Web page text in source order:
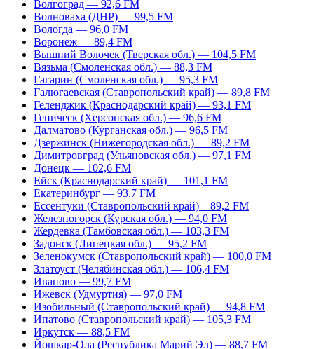
Волгоград — 92,6 FM
Волноваха (ДНР) — 99,5 FM
Вологда — 96,0 FM
Воронеж — 89,4 FM
Вышний Волочек (Тверская обл.) — 104,5 FM
Вязьма (Смоленская обл.) — 88,3 FM
Гагарин (Смоленская обл.) — 95,3 FM
Галюгаевская (Ставропольский край) — 89,8 FM
Геленджик (Краснодарский край) — 93,1 FM
Геническ (Херсонская обл.) — 96,6 FM
Далматово (Курганская обл.) — 96,5 FM
Дзержинск (Нижегородская обл.) — 89,2 FM
Димитровград (Ульяновская обл.) — 97,1 FM
Донецк — 102,6 FM
Ейск (Краснодарский край) — 101,1 FM
Екатеринбург — 93,7 FM
Ессентуки (Ставропольский край) – 89,2 FM
Железногорск (Курская обл.) — 94,0 FM
Жердевка (Тамбовская обл.) — 103,3 FM
Задонск (Липецкая обл.) — 95,2 FM
Зеленокумск (Ставропольский край) — 100,0 FM
Златоуст (Челябинская обл.) — 106,4 FM
Иваново — 99,7 FM
Ижевск (Удмуртия) — 97,0 FM
Изобильный (Ставропольский край) — 94,8 FM
Ипатово (Ставропольский край) — 105,3 FM
Иркутск — 88,5 FM
Йошкар-Ола (Республика Марий Эл) — 88,7 FM